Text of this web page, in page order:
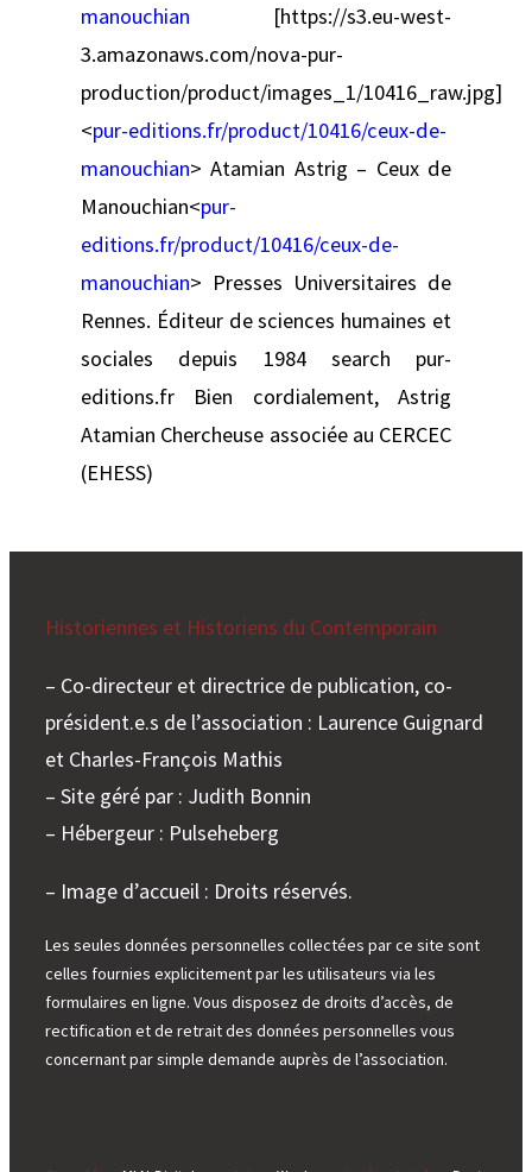
manouchian [https://s3.eu-west-
3.amazonaws.com/nova-pur-
production/product/images_1/10416_raw.jpg]
<pur-editions.fr/product/10416/ceux-de-
manouchian> Atamian Astrig – Ceux de
Manouchian<pur-
editions.fr/product/10416/ceux-de-
manouchian> Presses Universitaires de
Rennes. Éditeur de sciences humaines et
sociales depuis 1984 search pur-
editions.fr Bien cordialement, Astrig
Atamian Chercheuse associée au CERCEC
(EHESS)
Historiennes et Historiens du Contemporain
– Co-directeur et directrice de publication, co-
président.e.s de l’association : Laurence Guignard
et Charles-François Mathis
– Site géré par : Judith Bonnin
– Hébergeur : Pulseheberg
– Image d’accueil : Droits réservés.
Les seules données personnelles collectées par ce site sont
celles fournies explicitement par les utilisateurs via les
formulaires en ligne. Vous disposez de droits d’accès, de
rectification et de retrait des données personnelles vous
concernant par simple demande auprès de l’association.